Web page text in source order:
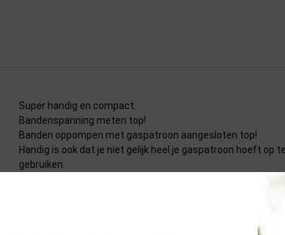
Super handig en compact.
Bandenspanning meten top!
Banden oppompen met gaspatroon aangesloten top!
Handig is ook dat je niet gelijk heel je gaspatroon hoeft op
gebruiken.